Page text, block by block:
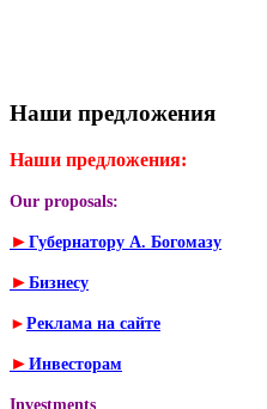
Наши предложения
Наши предложения:
Our proposals:
► Губернатору А. Богомазу
► Бизнесу
► Реклама на сайте
► Инвесторам
Investments